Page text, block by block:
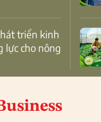
lực cho nông